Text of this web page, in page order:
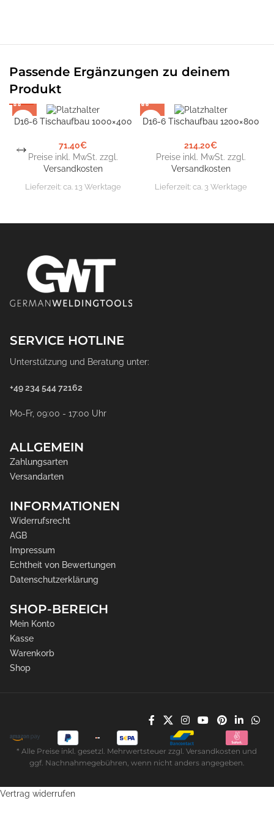
Passende Ergänzungen zu deinem
Produkt
D16-6 Tischaufbau 1000×400
71,40€
Preise inkl. MwSt. zzgl.
Versandkosten
Lieferzeit: ca. 13 Werktage
D16-6 Tischaufbau 1200×800
214,20€
Preise inkl. MwSt. zzgl.
Versandkosten
Lieferzeit: ca. 3 Werktage
SERVICE HOTLINE
Unterstützung und Beratung unter:
+49 234 544 72162
Mo-Fr, 09:00 - 17:00 Uhr
ALLGEMEIN
Zahlungsarten
Versandarten
INFORMATIONEN
Widerrufsrecht
AGB
Impressum
Echtheit von Bewertungen
Datenschutzerklärung
SHOP-BEREICH
Mein Konto
Kasse
Warenkorb
Shop
* Alle Preise inkl. gesetzl. Mehrwertsteuer zzgl. Versandkosten und
ggf. Nachnahmegebühren, wenn nicht anders angegeben.
Vertrag widerrufen